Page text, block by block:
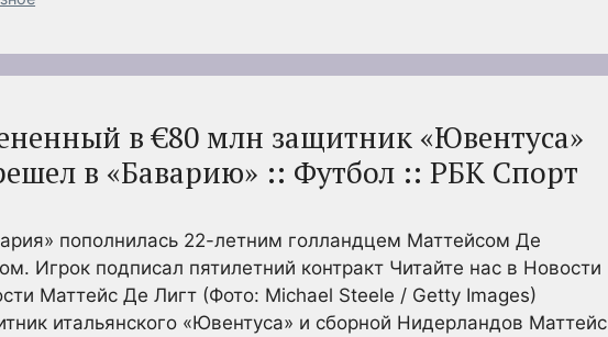
в €80 млн защитник «Ювентуса»
в «Баварию» :: Футбол :: РБК Спорт
пополнилась 22-летним голландцем Маттейсом Де
Игрок подписал пятилетний контракт Читайте нас в Новости
Маттейс Де Лигт (Фото: Michael Steele / Getty Images)
итальянского «Ювентуса» и сборной Нидерландов Маттейс